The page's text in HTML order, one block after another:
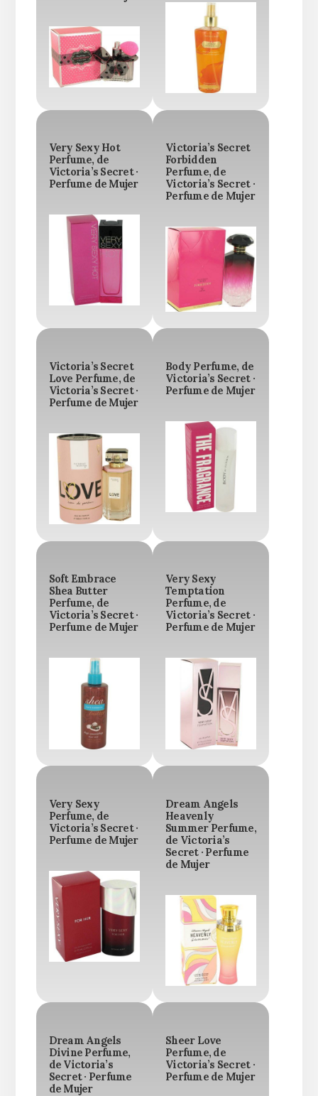
Very Sexy Hot
Perfume, de
Victoria’s Secret ·
Perfume de Mujer
Victoria’s Secret
Forbidden
Perfume, de
Victoria’s Secret ·
Perfume de Mujer
Victoria’s Secret
Love Perfume, de
Victoria’s Secret ·
Perfume de Mujer
Body Perfume, de
Victoria’s Secret ·
Perfume de Mujer
Soft Embrace
Shea Butter
Perfume, de
Victoria’s Secret ·
Perfume de Mujer
Very Sexy
Temptation
Perfume, de
Victoria’s Secret ·
Perfume de Mujer
Very Sexy
Perfume, de
Victoria’s Secret ·
Perfume de Mujer
Dream Angels
Heavenly
Summer Perfume,
de Victoria’s
Secret · Perfume
de Mujer
Dream Angels
Divine Perfume,
de Victoria’s
Secret · Perfume
de Mujer
Sheer Love
Perfume, de
Victoria’s Secret ·
Perfume de Mujer